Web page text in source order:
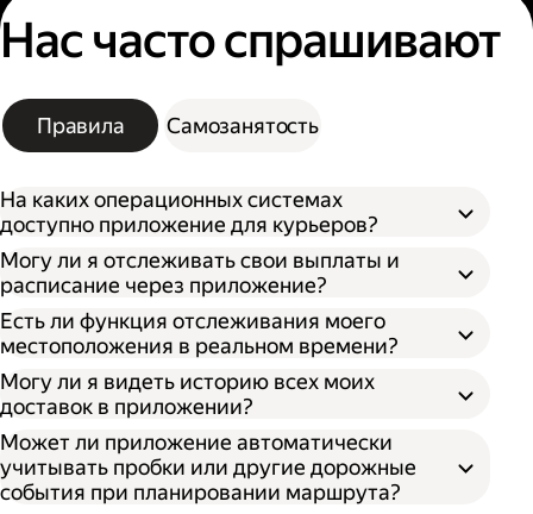
Нас часто спрашивают
Правила Самозанятость
На каких операционных системах
доступно приложение для курьеров?
Могу ли я отслеживать свои выплаты и
расписание через приложение?
Есть ли функция отслеживания моего
местоположения в реальном времени?
Могу ли я видеть историю всех моих
доставок в приложении?
Может ли приложение автоматически
учитывать пробки или другие дорожные
события при планировании маршрута?